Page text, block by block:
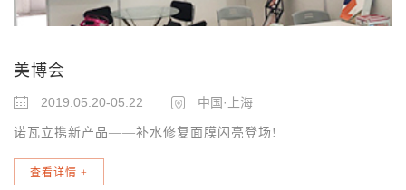
美博会
2019.05.20-05.22 中国·上海
诺瓦立携新产品——补水修复面膜闪亮登场!
查看详情 +